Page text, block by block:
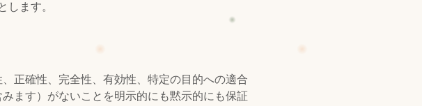
します。
正確性、完全性、有効性、特定の目的への適合
ます）がないことを明示的にも黙示的にも保証